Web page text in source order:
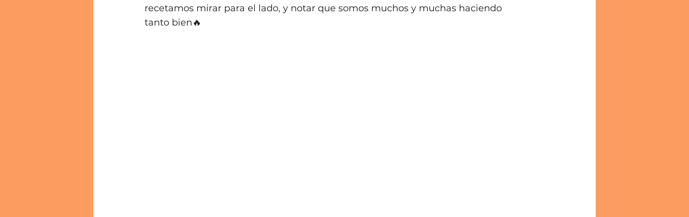
recetamos mirar para el lado, y notar que somos muchos y muchas haciendo
tanto bien🔥